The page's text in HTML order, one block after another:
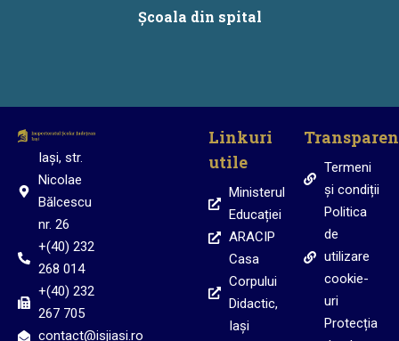
Școala din spital
Iași, str.
Nicolae
Bălcescu
nr. 26
+(40) 232
268 014
+(40) 232
267 705
contact@isjiasi.ro
Linkuri
utile
Ministerul
Educației
ARACIP
Casa
Corpului
Didactic,
Iași
Termeni
și condiții
Politica
de
utilizare
cookie-
uri
Protecția